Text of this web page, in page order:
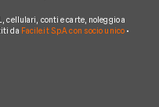
cellulari, conti e carte, noleggio a
da Facile.it S.p.A. con socio unico•